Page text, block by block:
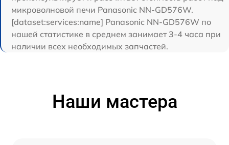
микроволновой печи Panasonic NN-GD576W.
[dataset:services:name] Panasonic NN-GD576W по
нашей статистике в среднем занимает 3-4 часа при
наличии всех необходимых запчастей.
Наши мастера